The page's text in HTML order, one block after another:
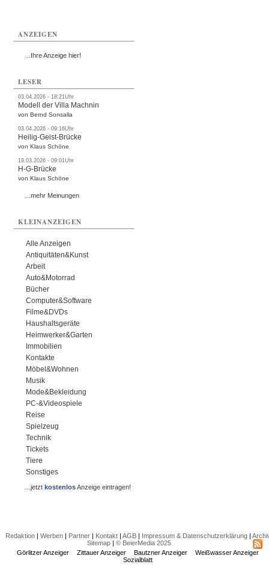
ANZEIGEN
...Ihre Anzeige hier!
LESER
03.04.2026 - 18:21Uhr
Modell der Villa Machnin
von Bernd Sonsalla
03.04.2026 - 09:16Uhr
Heilig-Geist-Brücke
von Klaus Schöne
19.03.2026 - 09:01Uhr
H-G-Brücke
von Klaus Schöne
...mehr Meinungen
KLEINANZEIGEN
Alle Anzeigen
Antiquitäten&Kunst
Arbeit
Auto&Motorrad
Bücher
Computer&Software
Filme&DVDs
Haushaltsgeräte
Heimwerker&Garten
Immobilien
Kontakte
Möbel&Wohnen
Musik
Mode&Bekleidung
PC-&Videospiele
Reise
Spielzeug
Technik
Tickets
Tiere
Sonstiges
...jetztkostenlosAnzeige eintragen!
Redaktion| Werben| Partner| Kontakt| AGB| Impressum & Datenschutzerklärung|
Sitemap| © BeierMedia 2025
Görlitzer Anzeiger
Zittauer Anzeiger Bautzner Anzeiger
Weißwasser Anzeiger
Sozialblatt